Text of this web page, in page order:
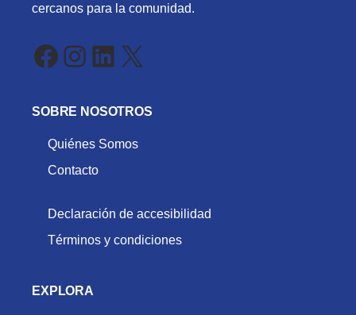
cercanos para la comunidad.
Facebook
Instagram
LinkedIn
X
SOBRE NOSOTROS
Quiénes Somos
Contacto
Declaración de accesibilidad
Términos y condiciones
EXPLORA